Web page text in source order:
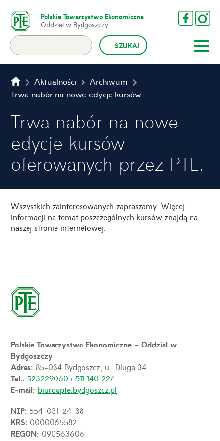
Polskie Towarzystwo Ekonomiczne
Oddział w Bydgoszczy
Aktualności
Archiwum
Trwa nabór na nowe edycje kursów oferowanych przez PTE.
Trwa nabór na nowe
edycje kursów
oferowanych przez PTE.
Wszystkich zainteresowanych zapraszamy. Więcej
informacji na temat poszczególnych kursów znajdą na
naszej stronie internetowej.
Polskie Towarzystwo Ekonomiczne – Oddział w
Bydgoszczy
Adres:85-034 Bydgoszcz, ul. Długa 34
Tel.:523229060 i511 140 227
E-mail: biuro@pte.bydgoszcz.pl
NIP:554-031-24-38
KRS: 0000065582
REGON: 090563606